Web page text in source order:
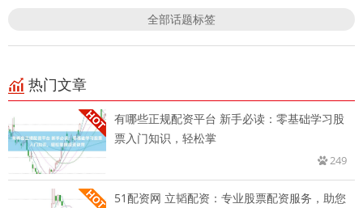
全部话题标签
热门文章
有哪些正规配资平台 新手必读：零基础学习股
票入门知识，轻松掌
249
51配资网 立韬配资：专业股票配资服务，助您